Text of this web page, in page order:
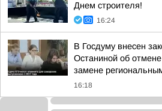
Днем строителя!
16:24
В Госдуму внесен
Останиной об
замене
16:18